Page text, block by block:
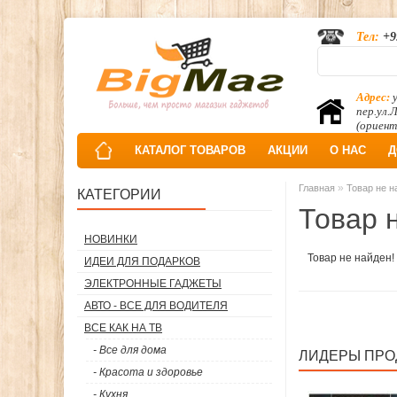
Адрес:
Тел:
КАТАЛОГ ТОВАРОВ АКЦИИ О НАС
КАТЕГОРИИ
НОВИНКИ
ИДЕИ ДЛЯ ПОДАРКОВ
ЭЛЕКТРОННЫЕ ГАДЖЕТЫ
АВТО - ВСЕ ДЛЯ ВОДИТЕЛЯ
ВСЕ КАК НА ТВ
- Все для дома
- Красота и здоровье
- Кухня
Главная » Товар не
Товар
Товар не найден!
ЛИДЕРЫ